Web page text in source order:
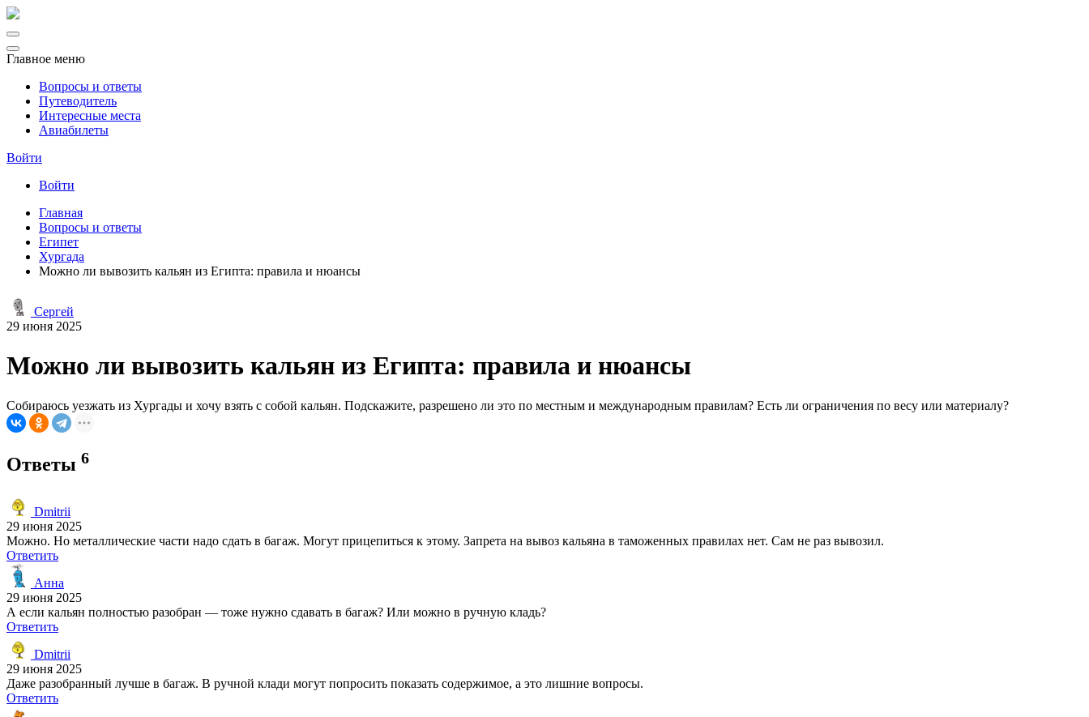
Главное меню
Вопросы и ответы
Путеводитель
Интересные места
Авиабилеты
Войти
Войти
Главная
Вопросы и ответы
Египет
Хургада
Можно ли вывозить кальян из Египта: правила и нюансы
Сергей
29 июня 2025
Можно ли вывозить кальян из Египта: правила и нюансы
Собираюсь уезжать из Хургады и хочу взять с собой кальян. Подскажите, разрешено ли это по местным и международным правилам? Есть ли ограничения по весу или материалу?
Ответы 6
Dmitrii
29 июня 2025
Можно. Но металлические части надо сдать в багаж. Могут прицепиться к этому. Запрета на вывоз кальяна в таможенных правилах нет. Сам не раз вывозил.
Ответить
Анна
29 июня 2025
А если кальян полностью разобран — тоже нужно сдавать в багаж? Или можно в ручную кладь?
Ответить
Dmitrii
29 июня 2025
Даже разобранный лучше в багаж. В ручной клади могут попросить показать содержимое, а это лишние вопросы.
Ответить